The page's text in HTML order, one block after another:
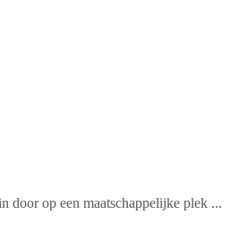
door op een maatschappelijke plek ...